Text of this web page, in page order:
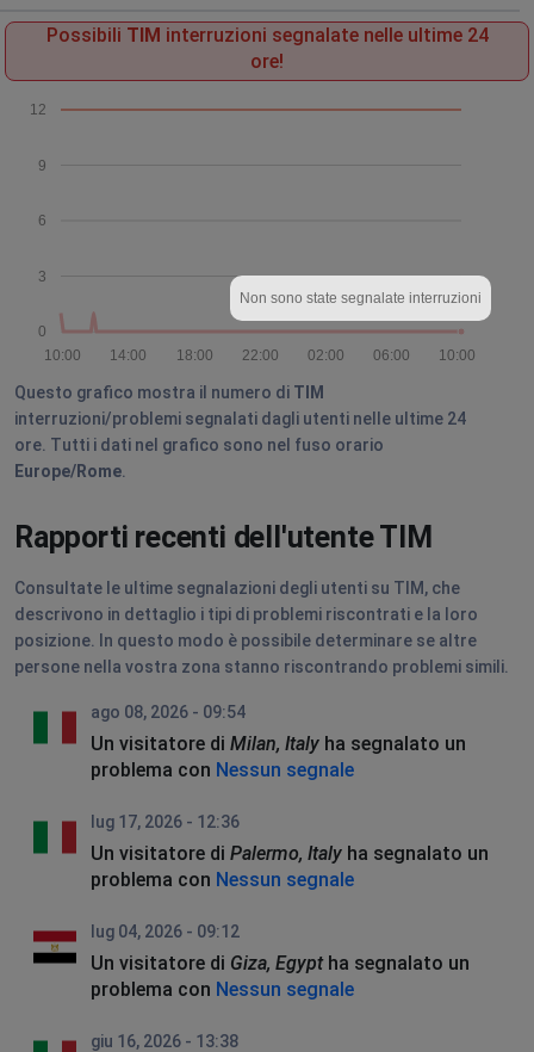
Possibili TIM interruzioni segnalate nelle ultime 24
ore!
0
3
6
9
12
10:00
06:00
02:00
22:00
18:00
14:00
10:00
Non sono state segnalate interruzioni
Questo grafico mostra il numero di TIM
interruzioni/problemi segnalati dagli utenti nelle ultime 24
ore. Tutti i dati nel grafico sono nel fuso orario
Europe/Rome
Rapporti recenti dell'utente TIM
Consultate le ultime segnalazioni degli utenti su TIM, che
descrivono in dettaglio i tipi di problemi riscontrati e la loro
posizione. In questo modo è possibile determinare se altre
persone nella vostra zona stanno riscontrando problemi simili.
ago 08, 2026 - 09:54
Un visitatore di Milan, Italy ha segnalato un
problema con Nessun segnale
lug 17, 2026 - 12:36
Un visitatore di Palermo, Italy ha segnalato un
problema con Nessun segnale
lug 04, 2026 - 09:12
Un visitatore di Giza, Egyptha segnalato un
problema con Nessun segnale
giu 16, 2026 - 13:38